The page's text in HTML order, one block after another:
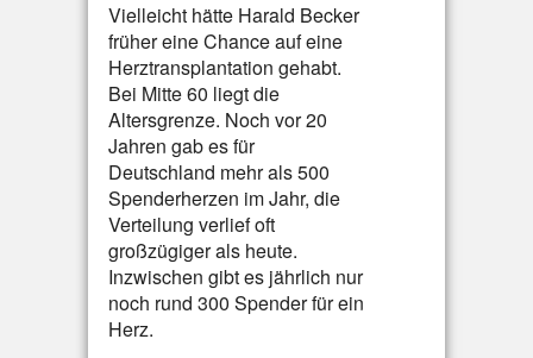
Vielleicht hätte Harald Becker
früher eine Chance auf eine
Herztransplantation gehabt.
Bei Mitte 60 liegt die
Altersgrenze. Noch vor 20
Jahren gab es für
Deutschland mehr als 500
Spenderherzen im Jahr, die
Verteilung verlief oft
großzügiger als heute.
Inzwischen gibt es jährlich nur
noch rund 300 Spender für ein
Herz.